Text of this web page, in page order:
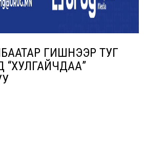
ГИШҮҮНЭЭР ТУГ
“ХУЛГАЙЧДАА”